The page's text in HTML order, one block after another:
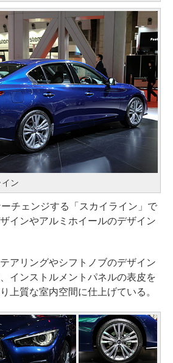
ン
チェンジする「スカイライン」で
インやアルミホイールのデザイン
アリングやシフトノブのデザイン
インストルメントパネルの表皮を
上質な室内空間に仕上げている。